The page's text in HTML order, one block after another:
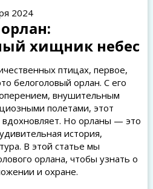
2024
хищник небес
птицах, первое,
белоголовый орлан. С его
внушительным
полетами, этот
Но орланы — это
история,
В этой статье мы
орлана, чтобы узнать о
и охране.